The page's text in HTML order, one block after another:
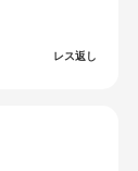
レス返し